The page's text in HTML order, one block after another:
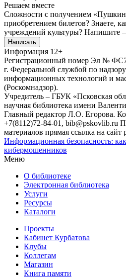
Решаем вместе
Сложности с получением
приобретением билетов? Знаете,
учреждений культуры? Напишите
Написать
Информация 12+
Регистрационный номер Эл №
г. Федеральной службой по
информационных технологий и
(Роскомнадзор).
Учредитель – ГБУК «Псковская
научная библиотека имени
Главный редактор Л.О. Егорова.
+7(8112)72-84-01, bib@pskovlib.ru
материалов прямая ссылка на сайт
Информационная безопасность:
кибермошенников
Меню
О библиотеке
Электронная библиотека
Услуги
Ресурсы
Каталоги
Проекты
Кабинет Курбатова
Клубы
Коллегам
Магазин
Книга памяти